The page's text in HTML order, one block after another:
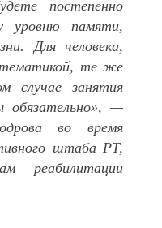
постепенно
уровню памяти,
Для человека,
те же
случае занятия
—
во время
штаба РТ,
реабилитации